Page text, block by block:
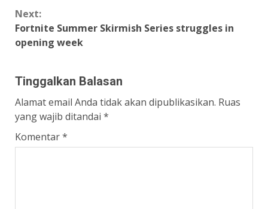
Next:
Fortnite Summer Skirmish Series struggles in
opening week
Tinggalkan Balasan
Alamat email Anda tidak akan dipublikasikan. Ruas
yang wajib ditandai *
Komentar*